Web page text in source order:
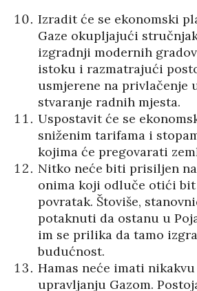
Izradit će se ekonomski
Gaze okupljajući
izgradnji modernih
istoku i razmatrajući
usmjerene na privlačenje
stvaranje radnih mjesta.
Uspostavit će se
sniženim tarifama i
kojima će pregovarati
Nitko neće biti prisiljen
onima koji odluče otići
povratak. Štoviše,
potaknuti da ostanu u
im se prilika da tamo
budućnost.
Hamas neće imati
upravljanju Gazom.